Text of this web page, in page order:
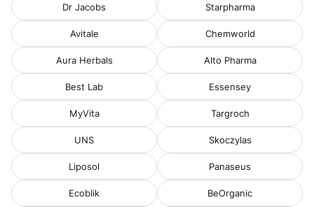
Dr Jacobs Starpharma
Avitale Chemworld
Aura Herbals Alto Pharma
Best Lab Essensey
MyVita Targroch
UNS Skoczylas
Liposol Panaseus
Ecoblik BeOrganic